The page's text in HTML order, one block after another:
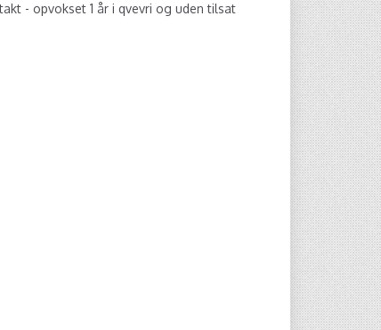
- opvokset 1 år i qvevri og uden tilsat